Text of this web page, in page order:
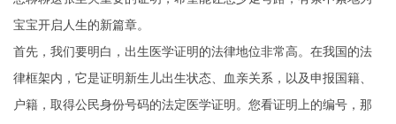
宝宝开启人生的新篇章。
首先，我们要明白，出生医学证明的法律地位非常高。在我国的法
律框架内，它是证明新生儿出生状态、血亲关系，以及申报国籍、
户籍，取得公民身份号码的法定医学证明。您看证明上的编号，那